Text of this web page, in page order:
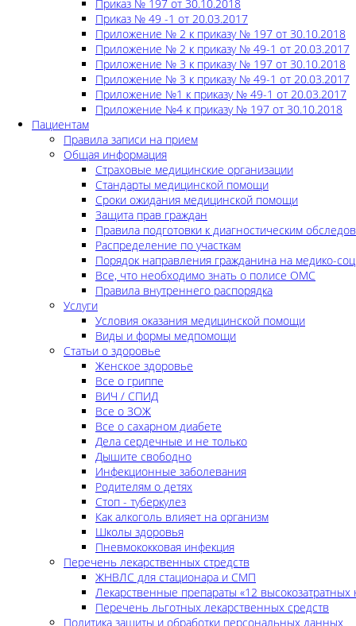
Приказ № 197 от 30.10.2018
Приказ № 49 -1 от 20.03.2017
Приложение № 2 к приказу № 197 от 30.10.2018
Приложение № 2 к приказу № 49-1 от 20.03.2017
Приложение № 3 к приказу № 197 от 30.10.2018
Приложение № 3 к приказу № 49-1 от 20.03.2017
Приложение №1 к приказу № 49-1 от 20.03.2017
Приложение №4 к приказу № 197 от 30.10.2018
Пациентам
Правила записи на прием
Общая информация
Страховые медицинские организации
Стандарты медицинской помощи
Сроки ожидания медицинской помощи
Защита прав граждан
Правила подготовки к диагностическим
Распределение по участкам
Порядок направления гражданина на медико-
Все, что необходимо знать о полисе ОМС
Правила внутреннего распорядка
Услуги
Условия оказания медицинской помощи
Виды и формы медпомощи
Статьи о здоровье
Женское здоровье
Все о гриппе
ВИЧ / СПИД
Все о ЗОЖ
Все о сахарном диабете
Дела сердечные и не только
Дышите свободно
Инфекционные заболевания
Родителям о детях
Стоп - туберкулез
Как алкоголь влияет на организм
Школы здоровья
Пневмококковая инфекция
Перечень лекарственных стредств
ЖНВЛС для стационара и СМП
Лекарственные препараты «12 высокозатратных
Перечень льготных лекарственных средств
Политика защиты и обработки персональных данных